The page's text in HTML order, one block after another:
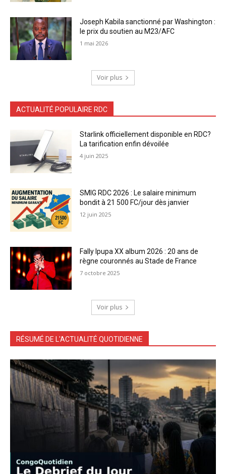
Joseph Kabila sanctionné par Washington :
le prix du soutien au M23/AFC
1 mai 2026
Voir plus
ACTUALITÉ POPULAIRE RDC
Starlink officiellement disponible en RDC?
La tarification enfin dévoilée
4 juin 2025
SMIG RDC 2026 : Le salaire minimum
bondit à 21 500 FC/jour dès janvier
12 juin 2025
Fally Ipupa XX album 2026 : 20 ans de
règne couronnés au Stade de France
7 octobre 2025
Voir plus
RÉSUMÉ DE L'ACTUALITÉ QUOTIDIENNE